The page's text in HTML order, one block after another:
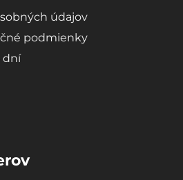
údajov
podmienky
dní